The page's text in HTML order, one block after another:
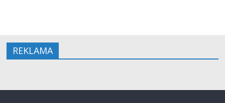
REKLAMA